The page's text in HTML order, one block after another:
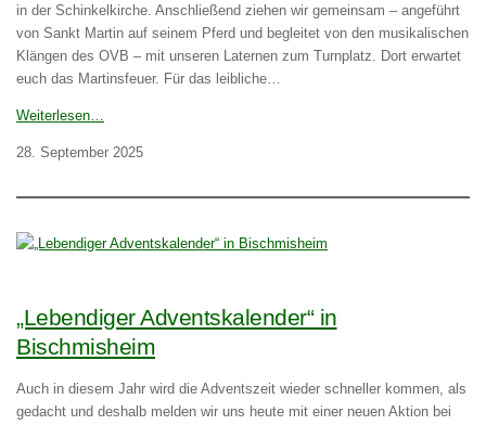
in der Schinkelkirche. Anschließend ziehen wir gemeinsam – angeführt
von Sankt Martin auf seinem Pferd und begleitet von den musikalischen
Klängen des OVB – mit unseren Laternen zum Turnplatz. Dort erwartet
euch das Martinsfeuer. Für das leibliche…
Weiterlesen…
28. September 2025
„Lebendiger Adventskalender“ in
Bischmisheim
Auch in diesem Jahr wird die Adventszeit wieder schneller kommen, als
gedacht und deshalb melden wir uns heute mit einer neuen Aktion bei